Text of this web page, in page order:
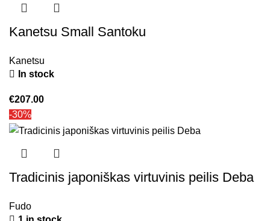
Kanetsu Small Santoku
Kanetsu
In stock
€207.00
-30%
Tradicinis japoniškas virtuvinis peilis Deba
Fudo